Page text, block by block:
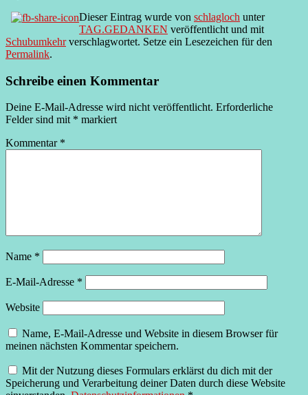
Dieser Eintrag wurde von schlagloch unter
TAG.GEDANKEN veröffentlicht und mit
Schubumkehrverschlagwortet. Setze ein Lesezeichen für den
Permalink.
Schreibe einen Kommentar
Deine E-Mail-Adresse wird nicht veröffentlicht. Erforderliche
Felder sind mit * markiert
Kommentar *
Name *
E-Mail-Adresse *
Website
Name, E-Mail-Adresse und Website in diesem Browser für
meinen nächsten Kommentar speichern.
Mit der Nutzung dieses Formulars erklärst du dich mit der
Speicherung und Verarbeitung deiner Daten durch diese Website